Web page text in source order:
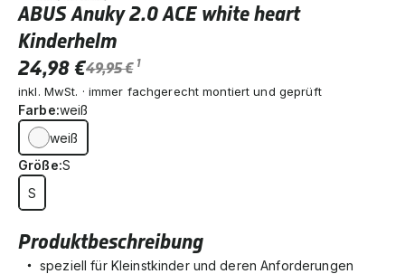
Produktbeschreibung
speziell für Kleinstkinder und deren Anforderungen
ABUS Anuky 2.0 ACE white heart
Kinderhelm
24,98 €49,95 € 1
inkl. MwSt. · immer fachgerecht montiert und geprüft
Farbe:weiß
weiß
Größe:S
S